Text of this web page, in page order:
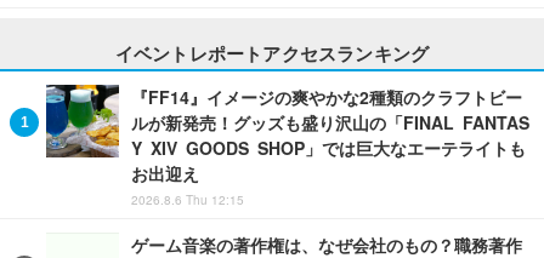
イベントレポートアクセスランキング
『FF14』イメージの爽やかな2種類のクラフトビー
ルが新発売！グッズも盛り沢山の「FINAL FANTAS
Y XIV GOODS SHOP」では巨大なエーテライトも
お出迎え
2026.8.6 Thu 12:15
ゲーム音楽の著作権は、なぜ会社のもの？職務著作